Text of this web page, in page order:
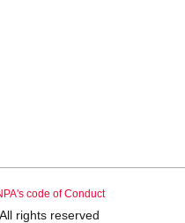
code of Conduct
rights reserved